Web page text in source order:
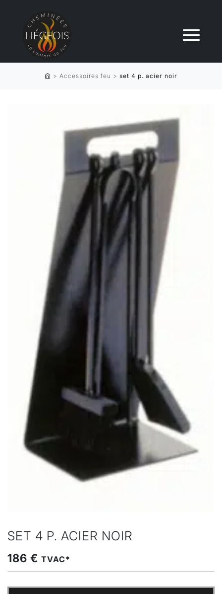
> Accessoires feu > set 4 p. acier noir
SET 4 P. ACIER NOIR
186 € TVAC*